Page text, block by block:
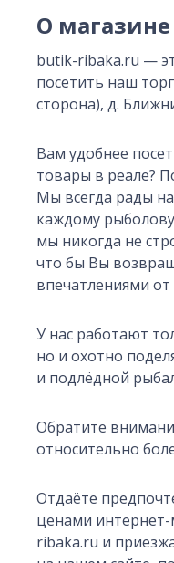
О магазине
butik-ribaka.ru —
посетить наш
сторона), д.
Вам удобнее
товары в реале?
Мы всегда рады
каждому
мы никогда не
что бы Вы
впечатлениями
У нас работают
но и охотно
и подлёдной
Обратите
относительно
Отдаёте
ценами интернет-
ribaka.ru и